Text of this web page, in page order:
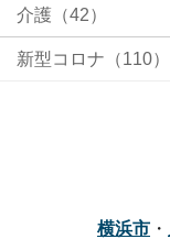
介護（42）
新型コロナ（110）
横浜市 ・